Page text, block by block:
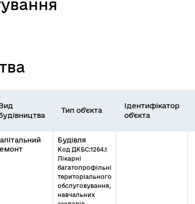
Тип об'єкта
Ідентифікатор
об'єкта
Будівля
Код ДКБС:1264.1
Лікарні
багатопрофільні
територіального
обслуговування,
навчальних